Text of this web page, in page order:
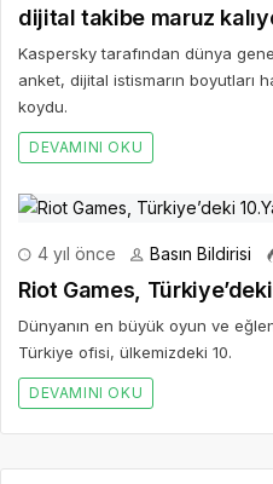
dijital takibe maruz
Kaspersky tarafından dünya
anket, dijital istismarın boyutları
koydu.
DEVAMINI OKU
4 yıl önce Basın Bildirisi
Riot Games,
Dünyanın en büyük oyun ve
Türkiye ofisi, ülkemizdeki 10.
DEVAMINI OKU